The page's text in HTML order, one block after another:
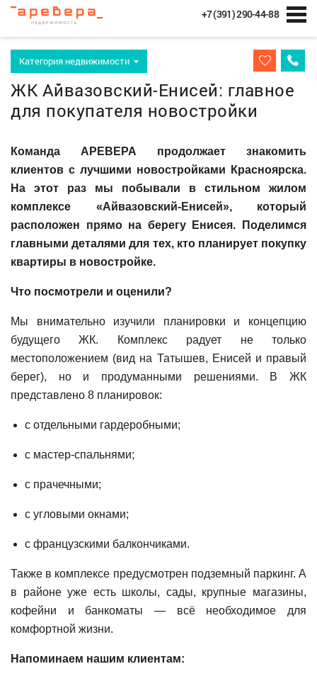
+7 (391) 290-44-88
Категория недвижимости
ЖК Айвазовский-Енисей: главное
для покупателя новостройки
Команда АРЕВЕРА продолжает знакомить
клиентов с лучшими новостройками Красноярска.
На этот раз мы побывали в стильном жилом
комплексе «Айвазовский-Енисей», который
расположен прямо на берегу Енисея. Поделимся
главными деталями для тех, кто планирует покупку
квартиры в новостройке.
Что посмотрели и оценили?
Мы внимательно изучили планировки и концепцию
будущего ЖК. Комплекс радует не только
местоположением (вид на Татышев, Енисей и правый
берег), но и продуманными решениями. В ЖК
представлено 8 планировок:
с отдельными гардеробными;
с мастер-спальнями;
с прачечными;
с угловыми окнами;
с французскими балкончиками.
Также в комплексе предусмотрен подземный паркинг. А
в районе уже есть школы, сады, крупные магазины,
кофейни и банкоматы — всё необходимое для
комфортной жизни.
Напоминаем нашим клиентам: